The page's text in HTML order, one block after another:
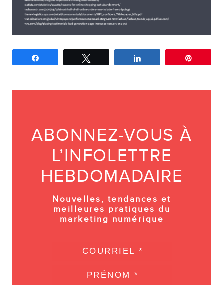
ABONNEZ-VOUS À
L’INFOLETTRE
HEBDOMADAIRE
Nouvelles, tendances et
meilleures pratiques du
marketing numérique